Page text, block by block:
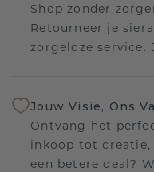
Shop zonder
Retourneer je
zorgeloze service.
Jouw Visie, Ons
Ontvang het
inkoop tot creatie,
een betere deal?